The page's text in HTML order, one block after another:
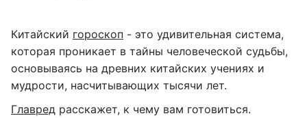
Китайский гороскоп - это удивительная система,
которая проникает в тайны человеческой судьбы,
основываясь на древних китайских учениях и
мудрости, насчитывающих тысячи лет.
Главред расскажет, к чему вам готовиться.